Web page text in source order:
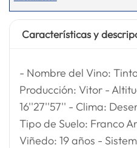
Características y
- Nombre del Vino:
Producción: Vitor -
16''27''57'' - Clima:
Tipo de Suelo: Franco
Viñedo: 19 años -